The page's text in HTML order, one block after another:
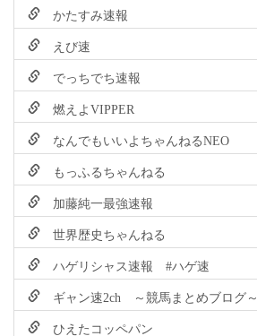
かたすみ速報
えび速
でっちでち速報
燃えよVIPPER
なんでもいいよちゃんねるNEO
もっふるちゃんねる
加藤純一最強速報
世界歴史ちゃんねる
ハゲリシャス速報 #ハゲ速
ギャン速2ch ～競馬まとめブログ～
ひえたコッペパン